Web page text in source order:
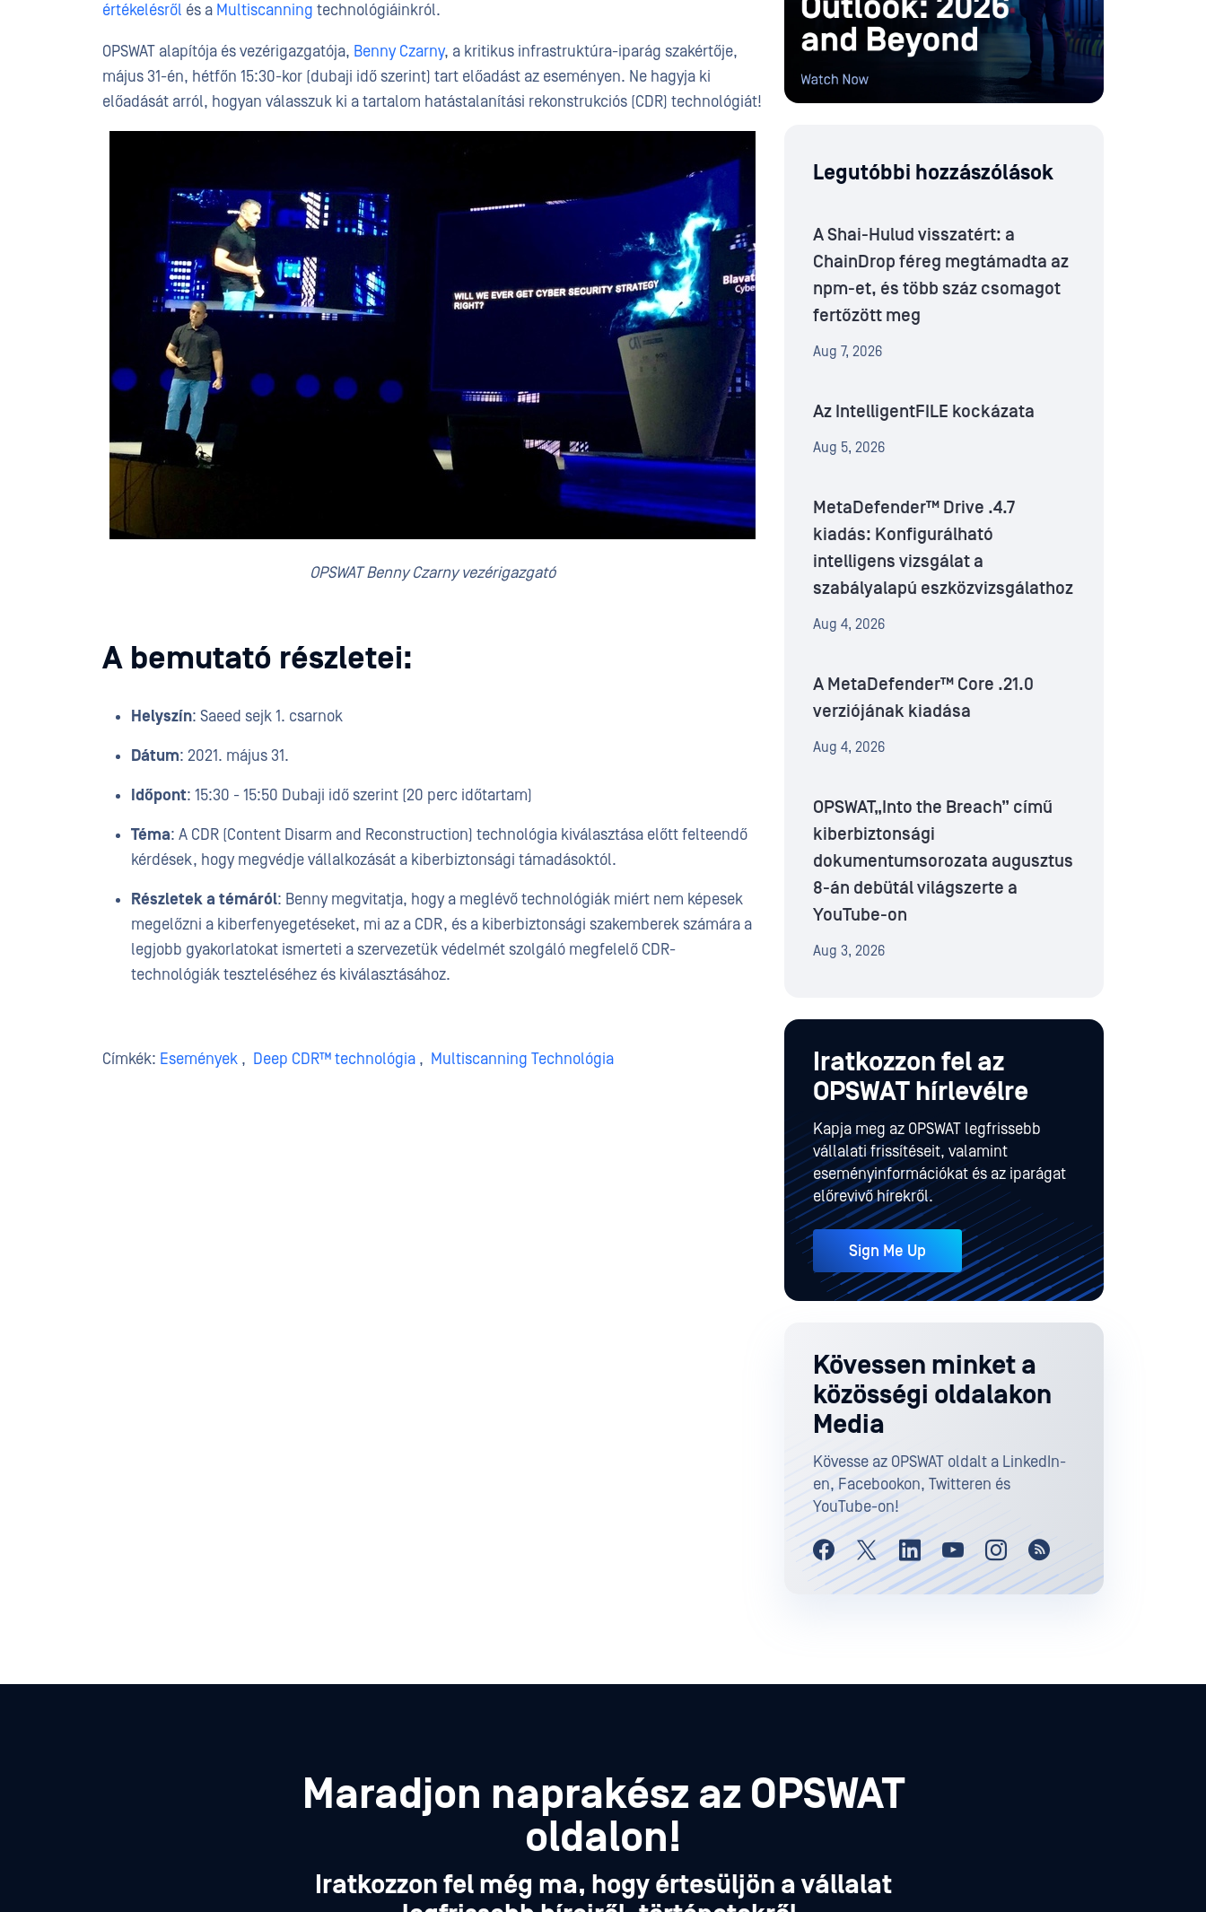
értékelésről és a Multiscanning technológiáinkról.
OPSWAT alapítója és vezérigazgatója, Benny Czarny, a kritikus infrastruktúra-iparág szakértője,
május 31-én, hétfőn 15:30-kor (dubaji idő szerint) tart előadást az eseményen. Ne hagyja ki
előadását arról, hogyan válasszuk ki a tartalom hatástalanítási rekonstrukciós (CDR) technológiát!
OPSWAT Benny Czarny vezérigazgató
A bemutató részletei:
Helyszín: Saeed sejk 1. csarnok
Dátum: 2021. május 31.
Időpont: 15:30 - 15:50 Dubaji idő szerint (20 perc időtartam)
Téma: A CDR (Content Disarm and Reconstruction) technológia kiválasztása előtt felteendő
kérdések, hogy megvédje vállalkozását a kiberbiztonsági támadásoktól.
Részletek a témáról: Benny megvitatja, hogy a meglévő technológiák miért nem képesek
megelőzni a kiberfenyegetéseket, mi az a CDR, és a kiberbiztonsági szakemberek számára a
legjobb gyakorlatokat ismerteti a szervezetük védelmét szolgáló megfelelő CDR-
technológiák teszteléséhez és kiválasztásához.
Címkék: Események , Deep CDR™ technológia , Multiscanning Technológia
Legutóbbi hozzászólások
A Shai-Hulud visszatért: a
ChainDrop féreg megtámadta az
npm-et, és több száz csomagot
fertőzött meg
Aug 7, 2026
Az IntelligentFILE kockázata
Aug 5, 2026
MetaDefender™ Drive .4.7
kiadás: Konfigurálható
intelligens vizsgálat a
szabályalapú eszközvizsgálathoz
Aug 4, 2026
A MetaDefender™ Core .21.0
verziójának kiadása
Aug 4, 2026
OPSWAT„Into the Breach” című
kiberbiztonsági
dokumentumsorozata augusztus
8-án debütál világszerte a
YouTube-on
Aug 3, 2026
Iratkozzon fel az
OPSWAT hírlevélre
Kapja meg az OPSWAT legfrissebb
vállalati frissítéseit, valamint
eseményinformációkat és az iparágat
előrevivő hírekről.
Sign Me Up
Kövessen minket a
közösségi oldalakon
Media
Kövesse az OPSWAT oldalt a LinkedIn-
en, Facebookon, Twitteren és
YouTube-on!
Maradjon naprakész az OPSWAT
oldalon!
Iratkozzon fel még ma, hogy értesüljön a vállalat